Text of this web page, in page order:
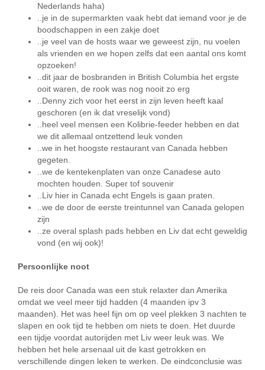
Nederlands haha)
..je in de supermarkten vaak hebt dat iemand voor je de
boodschappen in een zakje doet
..je veel van de hosts waar we geweest zijn, nu voelen
als vrienden en we hopen zelfs dat een aantal ons komt
opzoeken!
..dit jaar de bosbranden in British Columbia het ergste
ooit waren, de rook was nog nooit zo erg
..Denny zich voor het eerst in zijn leven heeft kaal
geschoren (en ik dat vreselijk vond)
..heel veel mensen een Kolibrie-feeder hebben en dat
we dit allemaal ontzettend leuk vonden
..we in het hoogste restaurant van Canada hebben
gegeten.
..we de kentekenplaten van onze Canadese auto
mochten houden. Super tof souvenir
..Liv hier in Canada echt Engels is gaan praten.
..we de door de eerste treintunnel van Canada gelopen
zijn
..ze overal splash pads hebben en Liv dat echt geweldig
vond (en wij ook)!
Persoonlijke noot
De reis door Canada was een stuk relaxter dan Amerika
omdat we veel meer tijd hadden (4 maanden ipv 3
maanden). Het was heel fijn om op veel plekken 3 nachten te
slapen en ook tijd te hebben om niets te doen. Het duurde
een tijdje voordat autorijden met Liv weer leuk was. We
hebben het hele arsenaal uit de kast getrokken en
verschillende dingen leken te werken. De eindconclusie was